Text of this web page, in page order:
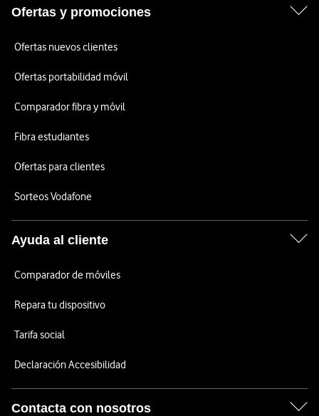
Ofertas y promociones
Ofertas nuevos clientes
Ofertas portabilidad móvil
Comparador fibra y móvil
Fibra estudiantes
Ofertas para clientes
Sorteos Vodafone
Ayuda al cliente
Comparador de móviles
Repara tu dispositivo
Tarifa social
Declaración Accesibilidad
Contacta con nosotros